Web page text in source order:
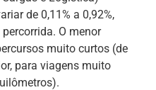
de 0,11% a 0,92%,
O menor
muito curtos (de
para viagens muito